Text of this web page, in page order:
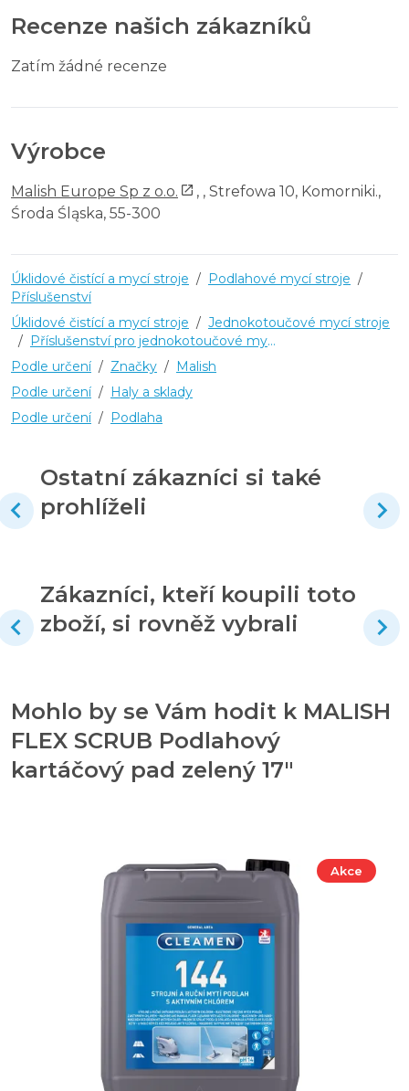
Recenze našich zákazníků
Zatím žádné recenze
Výrobce
Malish Europe Sp z o.o. , , Strefowa 10, Komorniki.,
Środa Śląska, 55-300
Úklidové čistící a mycí stroje / Podlahové mycí stroje /
Příslušenství
Úklidové čistící a mycí stroje / Jednokotoučové mycí stroje
/
Příslušenství pro jednokotoučové mycí stroje
Podle určení / Značky / Malish
Podle určení / Haly a sklady
Podle určení / Podlaha
Ostatní zákazníci si také
prohlíželi
Zákazníci, kteří koupili toto
zboží, si rovněž vybrali
Mohlo by se Vám hodit k MALISH
FLEX SCRUB Podlahový
kartáčový pad zelený 17"
Akce